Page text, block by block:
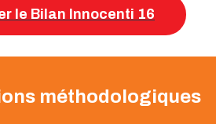
le Bilan Innocenti 16
méthodologiques